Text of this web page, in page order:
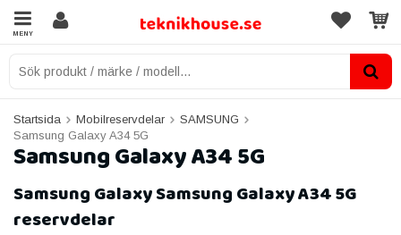
MENY
Startsida Mobilreservdelar
SAMSUNG
Samsung Galaxy A34 5G
Samsung Galaxy A34 5G
Samsung Galaxy Samsung Galaxy A34 5G
reservdelar